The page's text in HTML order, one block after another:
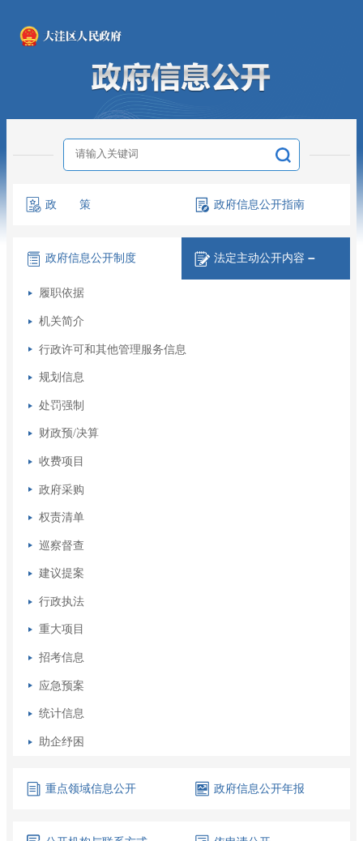
政 策 政府信息公开指南
政府信息公开制度 法定主动公开内容 －
履职依据
机关简介
行政许可和其他管理服务信息
规划信息
处罚强制
财政预/决算
收费项目
政府采购
权责清单
巡察督查
建议提案
行政执法
重大项目
招考信息
应急预案
统计信息
助企纾困
重点领域信息公开 政府信息公开年报